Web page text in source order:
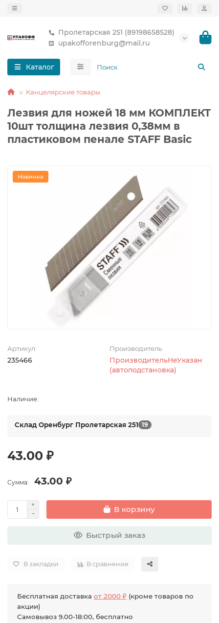
Пролетарская 251 (89198658528)
upakofforenburg@mail.ru
Каталог
Канцелярские товары
Лезвия для ножей 18 мм КОМПЛЕКТ
10шт толщина лезвия 0,38мм в
пластиковом пенале STAFF Basic
Новинка
Артикул
235466
Производитель
ПроизводительНеУказан
(автоподстановка)
Наличие:
Склад Оренбург Пролетарская 251 19
43.00 ₽
Сумма: 43.00 ₽
В корзину
Быстрый заказ
В закладки В сравнение
Бесплатная доставка от 2000 ₽ (кроме товаров по
акции)
Самовывоз 9.00-18:00, бесплатно